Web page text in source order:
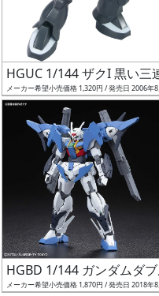
割
引
店
舗
HGUC 1/144 ザクI 黒い三
メーカー希望小売価格 1,320円 / 発売日 2006年
HGBD 1/144 ガンダムダ
メーカー希望小売価格 1,870円 / 発売日 2018年